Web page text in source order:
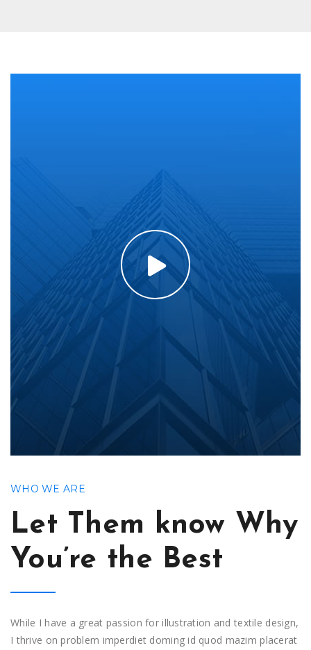
WHO WE ARE
Let Them know Why
You’re the Best
While I have a great passion for illustration and textile design,
I thrive on problem imperdiet doming id quod mazim placerat